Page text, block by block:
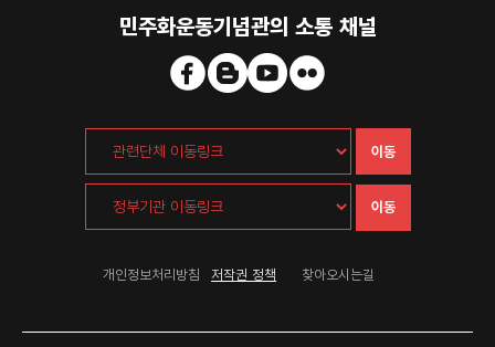
민주화운동기념관의 소통 채널
이동
이동
개인정보처리방침 저작권 정책 찾아오시는길